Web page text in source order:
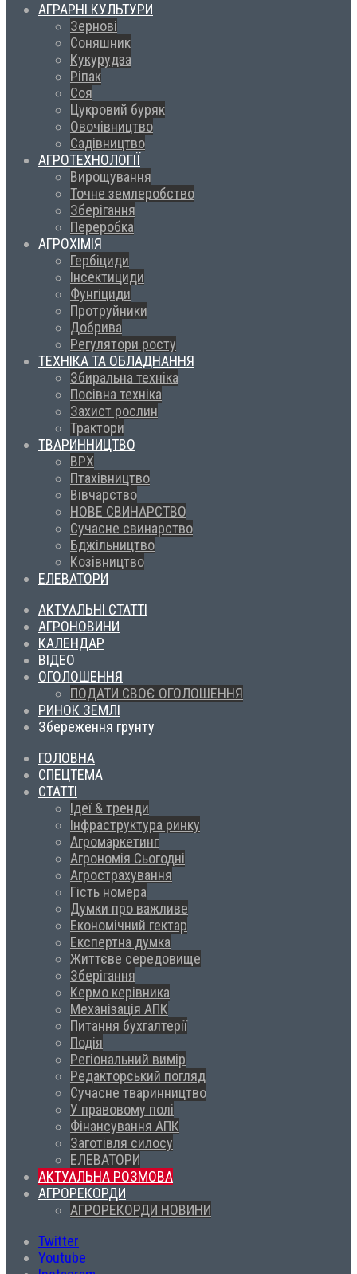
АГРАРНІ КУЛЬТУРИ
Зернові
Соняшник
Кукурудза
Ріпак
Соя
Цукровий буряк
Овочівництво
Садівництво
АГРОТЕХНОЛОГІЇ
Вирощування
Точне землеробство
Зберігання
Переробка
АГРОХІМІЯ
Гербіциди
Інсектициди
Фунгіциди
Протруйники
Добрива
Регулятори росту
ТЕХНІКА ТА ОБЛАДНАННЯ
Збиральна техніка
Посівна техніка
Захист рослин
Трактори
ТВАРИННИЦТВО
ВРХ
Птахівництво
Вівчарство
НОВЕ СВИНАРСТВО
Сучасне свинарство
Бджільництво
Козівництво
ЕЛЕВАТОРИ
АКТУАЛЬНІ СТАТТІ
АГРОНОВИНИ
КАЛЕНДАР
ВІДЕО
ОГОЛОШЕННЯ
ПОДАТИ СВОЄ ОГОЛОШЕННЯ
РИНОК ЗЕМЛІ
Збереження грунту
ГОЛОВНА
СПЕЦТЕМА
СТАТТІ
Ідеї & тренди
Інфраструктура ринку
Агромаркетинг
Агрономія Сьогодні
Агрострахування
Гість номера
Думки про важливе
Економічний гектар
Експертна думка
Життєве середовище
Зберігання
Кермо керівника
Механізація АПК
Питання бухгалтерії
Подія
Регіональний вимір
Редакторський погляд
Сучасне тваринництво
У правовому полі
Фінансування АПК
Заготівля силосу
ЕЛЕВАТОРИ
АКТУАЛЬНА РОЗМОВА
АГРОРЕКОРДИ
АГРОРЕКОРДИ НОВИНИ
Twitter
Youtube